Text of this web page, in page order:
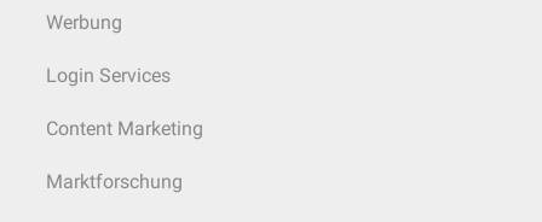
Werbung
Login Services
Content Marketing
Marktforschung